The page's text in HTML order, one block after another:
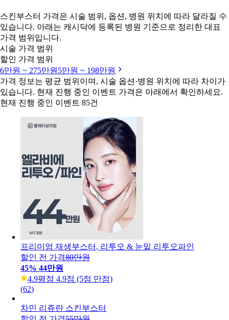
스킨부스터 가격은 시술 범위, 옵션, 병원 위치에 따라 달라질 수
있습니다. 아래는 캐시닥에 등록된 병원 기준으로 정리한 대표
가격 범위입니다.
시술 가격 범위
할인 가격 범위
6만원 ~ 275만원 5만원 ~ 198만원
가격 정보는 평균 범위이며, 시술 옵션·병원 위치에 따라 차이가
있습니다. 현재 진행 중인 이벤트 가격은 아래에서 확인하세요.
현재 진행 중인 이벤트 85건
프리미엄 재생부스터, 리투오 & 눈밑 리투오파인
할인 전 가격80만원
45% 44만원
4.9평점 4.9점 (5점 만점)
(62)
차민 리쥬란 스킨부스터